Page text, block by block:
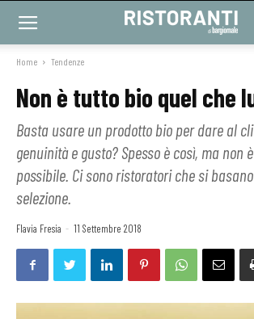
Home Tendenze
Non è tutto bio quel che
Basta usare un prodotto bio per dare al
genuinità e gusto? Spesso è così, ma non
possibile. Ci sono ristoratori che si
selezione.
Flavia Fresia - 11 Settembre 2018